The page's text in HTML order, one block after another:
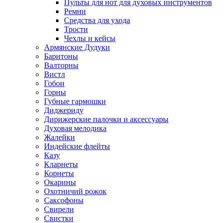
Пульты для нот для духовых инструментов
Ремни
Средства для ухода
Трости
Чехлы и кейсы
Армянские Дудуки
Баритоны
Валторны
Вистл
Гобои
Горны
Губные гармошки
Диджериду
Дирижерские палочки и аксессуары
Духовая мелодика
Жалейки
Индейские флейты
Казу
Кларнеты
Корнеты
Окарины
Охотничий рожок
Саксофоны
Свирели
Свистки